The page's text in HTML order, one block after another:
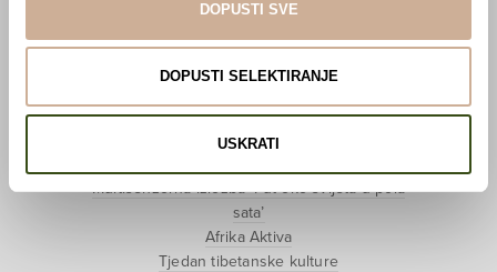
DOPUSTI SVE
DOPUSTI SELEKTIRANJE
USKRATI
Projekti
Ljubav oko svijeta
National Geographic – Hrvatska iz zraka
Prodaja izložbenih postamenata
Multisenzorna izložba ‘Put oko svijeta u pola
sata’
Afrika Aktiva
Tjedan tibetanske kulture